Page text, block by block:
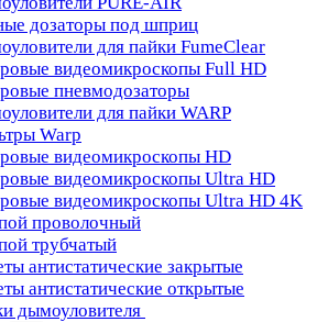
дозаторы под шприц
для пайки FumeClear
видеомикроскопы Full HD
пневмодозаторы
для пайки WARP
Warp
видеомикроскопы HD
видеомикроскопы Ultra HD
видеомикроскопы Ultra HD 4K
проволочный
трубчатый
антистатические закрытые
антистатические открытые
дымоуловителя